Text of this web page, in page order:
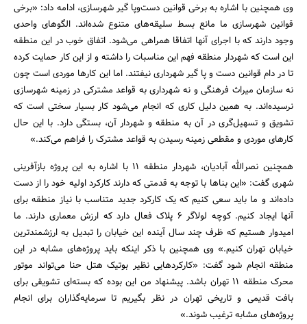
وی همچنین با اشاره به برخی قوانین دست‌وپا گیر شهرسازی، ادامه داد: «برخی
قوانین شهرسازی ما مانع بسط سلیقه‌های متنوع شده‌اند. الگوهای واحدی
وجود دارند که با اجرای آنها اتفاقا همراهی می‌شود. اتفاق خوب در این منطقه
این است که شهردار منطقه فهم این مناسبات را داشته و از این کار حمایت کرده
تا در دام قوانین دست و پا گیر شهرداری نیفتند. اما این کارها موردی است چون
نه سازمان میراث فرهنگی و نه شهرداری به قواعد مشترکی در زمینه شهرسازی
نرسیده‌اند. به همین دلیل کاری که انجام می‌شود کار بسیار سختی است که
تشویق و تسهیل‌گری در آن به منطقه و شهردار آن، بستگی دارد. با این حال
کارهای موردی و مقطعی زمینه رسیدن به قواعد مشترک را فراهم می‌کند.»
همچنین نصرالله آبادیان، شهردار منطقه ۱۱ با اشاره به این پروژه باز‌آفرینی
شهری گفت: «این بناها با توجه به قدمتی که دارند کارکرد اولیه خود را از دست
داده‌اند و ما باید سعی کنیم که یک کارکرد جدید متناسب با نیاز منطقه برای
آنها ایجاد کنیم. کوچه لولاگر ۶ پلاک فعال دارد که ارزش معماری دارند. ما
امیدوار هستیم که ظرف چند سال آینده این خیابان را تبدیل به ارزشمندترین
خیابان تهران کنیم.» وی همچنین با ذکر اینکه باید پروژه‌های مشابه در این
منطقه انجام شود گفت: «کارکردهایی نظیر بوتیک هتل حنا می‌تواند موتور
محرک منطقه ۱۱ تهران باشد. پیشنهاد من این بوده که بسته‌ای تشویقی برای
بافت قدیمی و تاریخی تهران در نظر بگیریم تا سرمایه‌گذاران برای انجام
پروژ‌ه‌های مشابه ترغیب شوند.»